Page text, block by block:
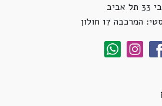
המרכבה 17 חולון